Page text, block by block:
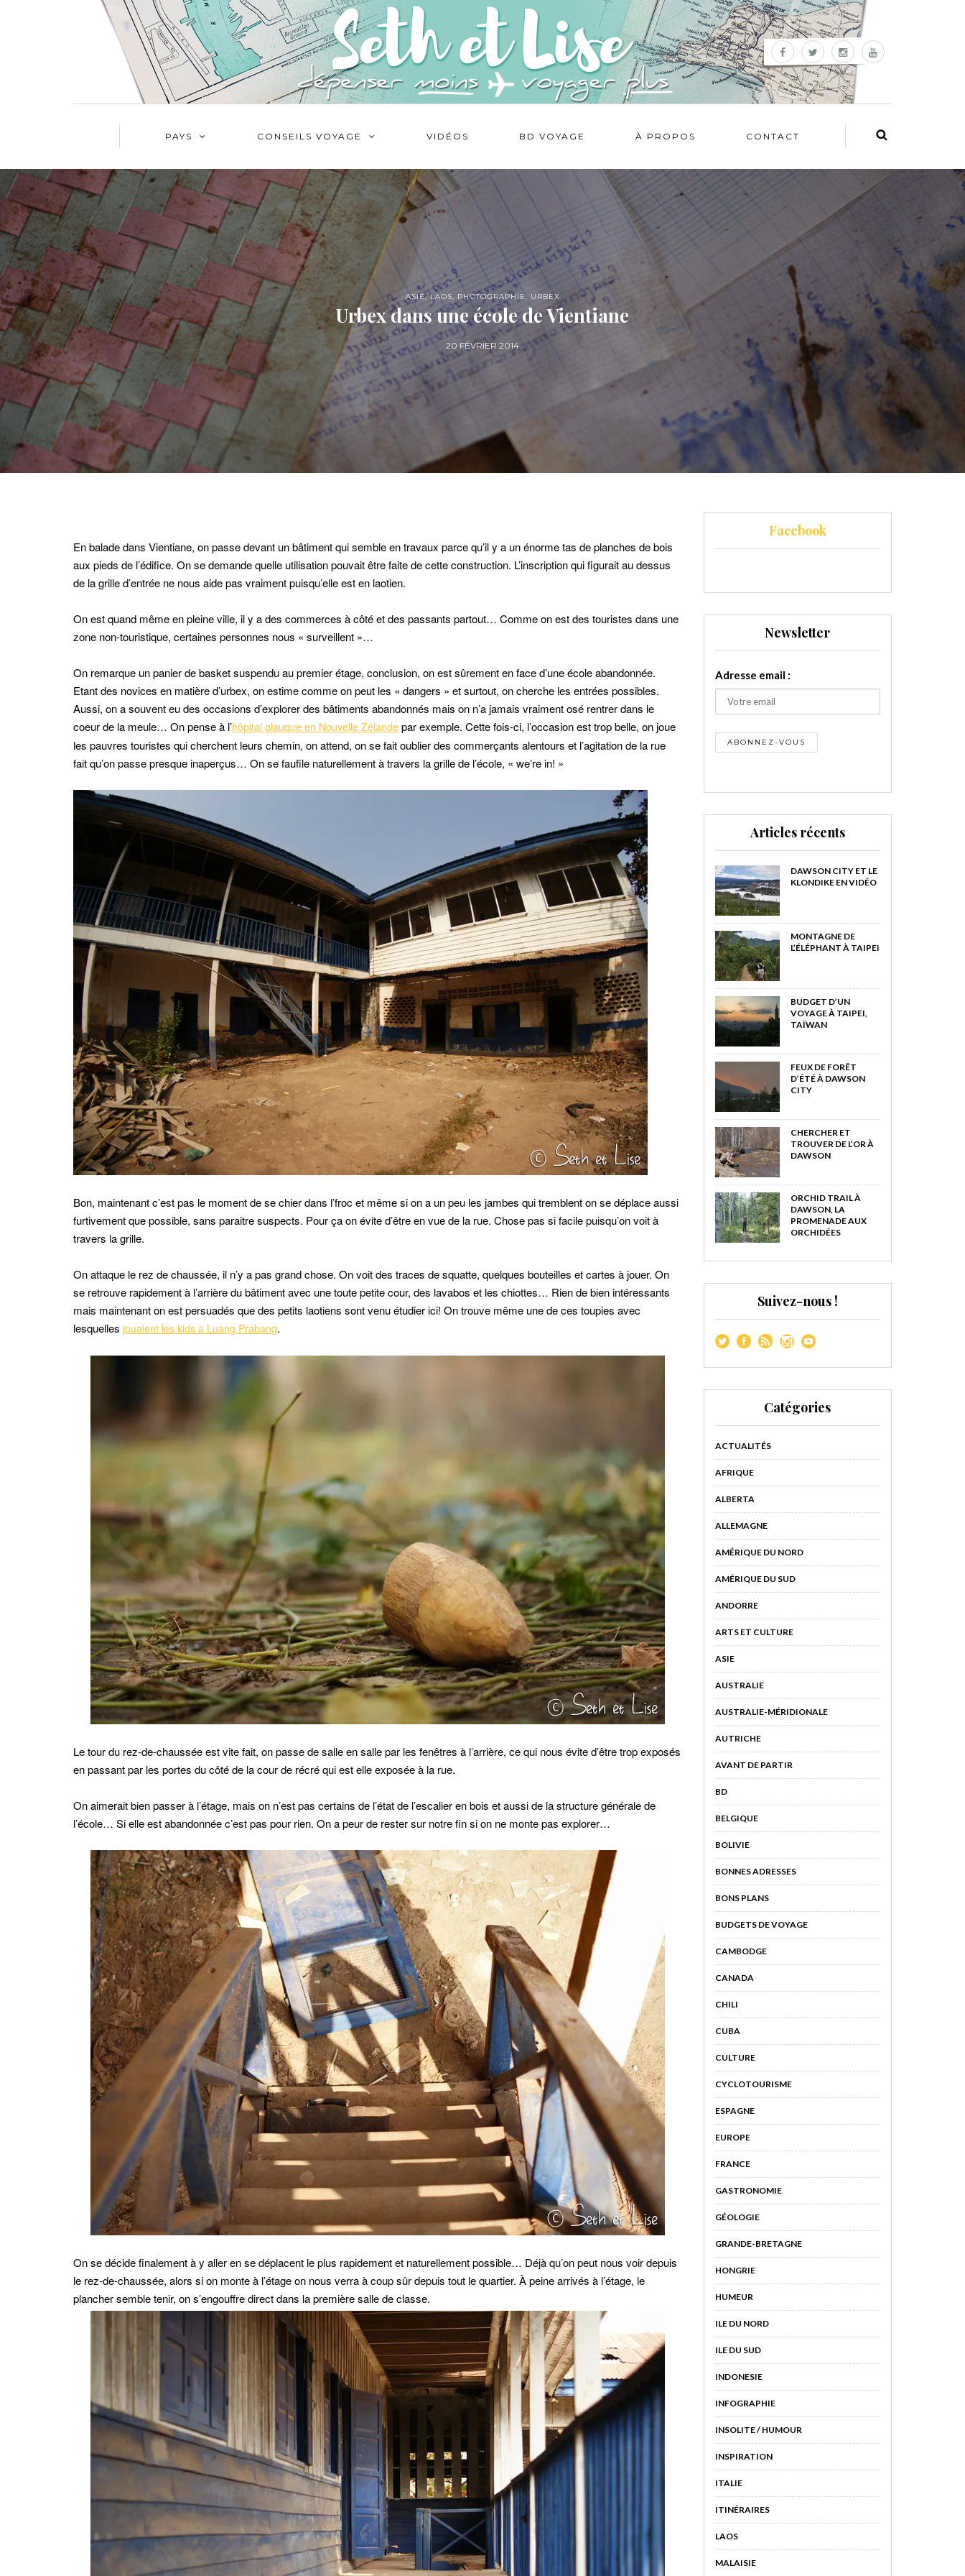
PAYS CONSEILS VOYAGE VIDÉOS BD VOYAGE À PROPOS CONTACT
ASIE,LAOS, PHOTOGRAPHIE, URBEX
Urbex dans une école de Vientiane
20 FÉVRIER 2014
En balade dans Vientiane, on passe devant un bâtiment qui semble en travaux parce qu’il y a un énorme tas de planches de bois
aux pieds de l’édifice. On se demande quelle utilisation pouvait être faite de cette construction. L’inscription qui figurait au dessus
de la grille d’entrée ne nous aide pas vraiment puisqu’elle est en laotien.
On est quand même en pleine ville, il y a des commerces à côté et des passants partout… Comme on est des touristes dans une
zone non-touristique, certaines personnes nous « surveillent »…
On remarque un panier de basket suspendu au premier étage, conclusion, on est sûrement en face d’une école abandonnée.
Etant des novices en matière d’urbex, on estime comme on peut les « dangers » et surtout, on cherche les entrées possibles.
Aussi, on a souvent eu des occasions d’explorer des bâtiments abandonnés mais on n’a jamais vraiment osé rentrer dans le
coeur de la meule… On pense à l’hôpital glauque en Nouvelle Zélande par exemple. Cette fois-ci, l’occasion est trop belle, on joue
les pauvres touristes qui cherchent leurs chemin, on attend, on se fait oublier des commerçants alentours et l’agitation de la rue
fait qu’on passe presque inaperçus… On se faufile naturellement à travers la grille de l’école, « we’re in! »
Bon, maintenant c’est pas le moment de se chier dans l’froc et même si on a un peu les jambes qui tremblent on se déplace aussi
furtivement que possible, sans paraitre suspects. Pour ça on évite d’être en vue de la rue. Chose pas si facile puisqu’on voit à
travers la grille.
On attaque le rez de chaussée, il n’y a pas grand chose. On voit des traces de squatte, quelques bouteilles et cartes à jouer. On
se retrouve rapidement à l’arrière du bâtiment avec une toute petite cour, des lavabos et les chiottes… Rien de bien intéressants
mais maintenant on est persuadés que des petits laotiens sont venu étudier ici! On trouve même une de ces toupies avec
lesquelles jouaient les kids à Luang Prabang.
Le tour du rez-de-chaussée est vite fait, on passe de salle en salle par les fenêtres à l’arrière, ce qui nous évite d’être trop exposés
en passant par les portes du côté de la cour de récré qui est elle exposée à la rue.
On aimerait bien passer à l’étage, mais on n’est pas certains de l’état de l’escalier en bois et aussi de la structure générale de
l’école… Si elle est abandonnée c’est pas pour rien. On a peur de rester sur notre fin si on ne monte pas explorer…
On se décide finalement à y aller en se déplacent le plus rapidement et naturellement possible… Déjà qu’on peut nous voir depuis
le rez-de-chaussée, alors si on monte à l’étage on nous verra à coup sûr depuis tout le quartier. À peine arrivés à l’étage, le
plancher semble tenir, on s’engouffre direct dans la première salle de classe.
Facebook
Newsletter
Adresse email :
Articles récents
DAWSON CITY ET LE
KLONDIKE EN VIDÉO
MONTAGNE DE
L’ÉLÉPHANT À TAIPEI
BUDGET D’UN
VOYAGE À TAIPEI,
TAÏWAN
FEUX DE FORÊT
D’ÉTÉ À DAWSON
CITY
CHERCHER ET
TROUVER DE L’OR À
DAWSON
ORCHID TRAIL À
DAWSON, LA
PROMENADE AUX
ORCHIDÉES
Suivez-nous !
Catégories
ACTUALITÉS
AFRIQUE
ALBERTA
ALLEMAGNE
AMÉRIQUE DU NORD
AMÉRIQUE DU SUD
ANDORRE
ARTS ET CULTURE
ASIE
AUSTRALIE
AUSTRALIE-MÉRIDIONALE
AUTRICHE
AVANT DE PARTIR
BD
BELGIQUE
BOLIVIE
BONNES ADRESSES
BONS PLANS
BUDGETS DE VOYAGE
CAMBODGE
CANADA
CHILI
CUBA
CULTURE
CYCLOTOURISME
ESPAGNE
EUROPE
FRANCE
GASTRONOMIE
GÉOLOGIE
GRANDE-BRETAGNE
HONGRIE
HUMEUR
ILE DU NORD
ILE DU SUD
INDONESIE
INFOGRAPHIE
INSOLITE / HUMOUR
INSPIRATION
ITALIE
ITINÉRAIRES
LAOS
MALAISIE